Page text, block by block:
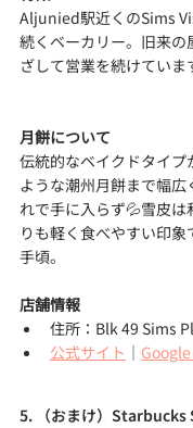
Aljunied駅近くのSims
続くベーカリー。旧来
ざして営業を続けていま
月餅について
伝統的なベイクドタイ
ような潮州月餅まで幅
れで手に入らず💦雪皮
りも軽く食べやすい印
手頃。
店舗情報
住所：Blk 49 Sims
公式サイト ｜
5. （おまけ）